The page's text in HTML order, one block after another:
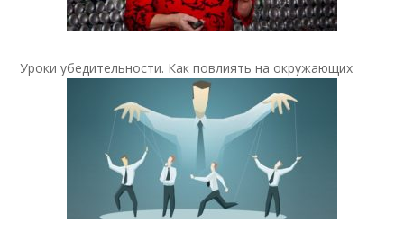
Уроки убедительности. Как повлиять на окружающих